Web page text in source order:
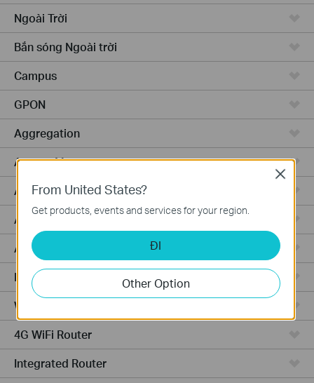
Ngoài Trời
Bắn sóng Ngoài trời
Campus
GPON
Aggregation
Access Max
Access Pro
Access
Access Plus
Router Có Dây
WiFi Router
4G WiFi Router
Integrated Router
From United States?
Get products, events and services for your region.
ĐI
Other Option
Close